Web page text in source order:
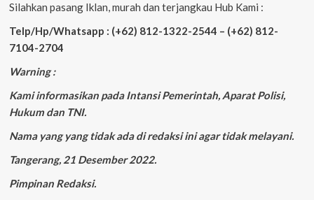
Silahkan pasang Iklan, murah dan terjangkau Hub Kami :
Telp/Hp/Whatsapp : (+62) 812-1322-2544 – (+62) 812-
7104-2704
Warning :
Kami informasikan pada Intansi Pemerintah, Aparat Polisi,
Hukum dan TNI.
Nama yang yang tidak ada di redaksi ini agar tidak melayani.
Tangerang, 21 Desember 2022.
Pimpinan Redaksi.